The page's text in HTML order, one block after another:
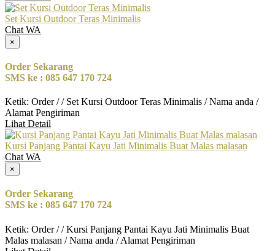
Set Kursi Outdoor Teras Minimalis
Chat WA
×
Order Sekarang
SMS ke : 085 647 170 724
Ketik: Order / / Set Kursi Outdoor Teras Minimalis / Nama anda /
Alamat Pengiriman
Lihat Detail
Kursi Panjang Pantai Kayu Jati Minimalis Buat Malas malasan
Chat WA
×
Order Sekarang
SMS ke : 085 647 170 724
Ketik: Order / / Kursi Panjang Pantai Kayu Jati Minimalis Buat
Malas malasan / Nama anda / Alamat Pengiriman